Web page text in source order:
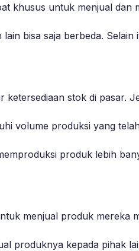
khusus untuk menjual
bisa saja berbeda.
ketersediaan stok di
volume produksi yang
produk lebih
menjual produk mereka
produknya kepada pihak